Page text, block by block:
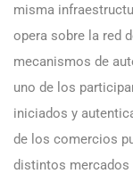
misma
opera sobre la red
mecanismos de
uno de los
iniciados y
de los comercios
distintos mercados